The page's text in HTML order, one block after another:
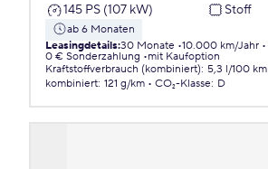
145 PS (107 kW)
Stoff
ab 6 Monaten
Leasingdetails:30 Monate 10.000 km/Jahr
0 € Sonderzahlung
mit Kaufoption
Kraftstoffverbrauch (kombiniert): 5,3 l/100 km
kombiniert: 121 g/km CO₂-Klasse: D